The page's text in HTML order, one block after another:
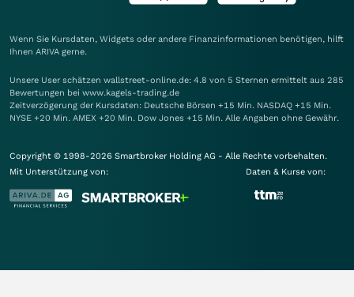
Wenn Sie Kursdaten, Widgets oder andere Finanzinformationen benötigen, hilft
Ihnen ARIVA gerne.
Unsere User schätzen wallstreet-online.de: 4.8 von 5 Sternen ermittelt aus 285
Bewertungen bei www.kagels-trading.de
Zeitverzögerung der Kursdaten: Deutsche Börsen +15 Min. NASDAQ +15 Min.
NYSE +20 Min. AMEX +20 Min. Dow Jones +15 Min. Alle Angaben ohne Gewähr.
Copyright © 1998-2026 Smartbroker Holding AG - Alle Rechte vorbehalten.
Mit Unterstützung von:
Daten & Kurse von: